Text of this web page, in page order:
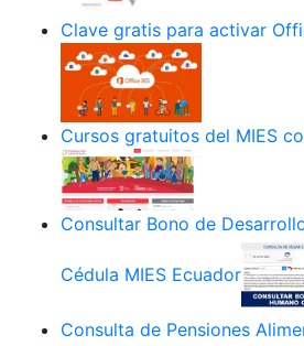
Clave gratis para activar
Cursos gratuitos del MIES
Consultar Bono de
Cédula MIES Ecuador
Consulta de Pensiones